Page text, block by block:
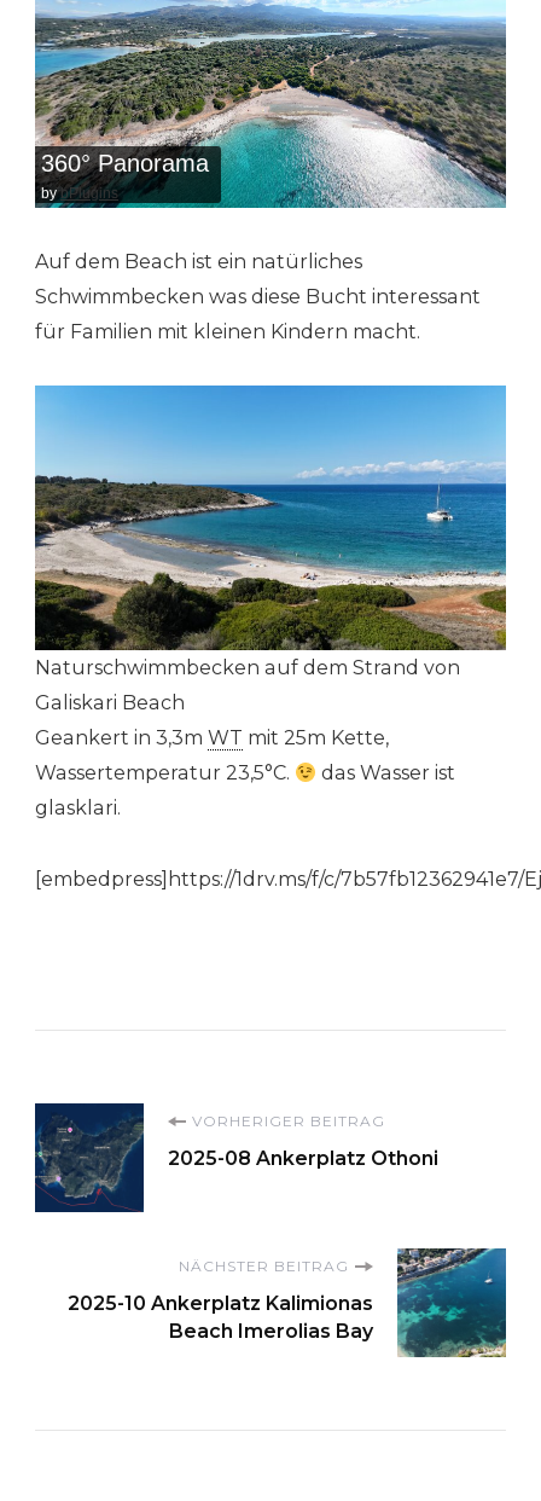
360° Panorama
bybPlugins
Auf dem Beach ist ein natürliches
Schwimmbecken was diese Bucht interessant
für Familien mit kleinen Kindern macht.
Naturschwimmbecken auf dem Strand von
Galiskari Beach
Geankert in 3,3m WT mit 25m Kette,
Wassertemperatur 23,5°C.
das Wasser ist
glasklari.
[embedpress]https://1drv.ms/f/c/
Beitragsnavigation
VORHERIGER BEITRAG
2025-08 Ankerplatz Othoni
NÄCHSTER BEITRAG
2025-10 Ankerplatz Kalimionas
Beach Imerolias Bay